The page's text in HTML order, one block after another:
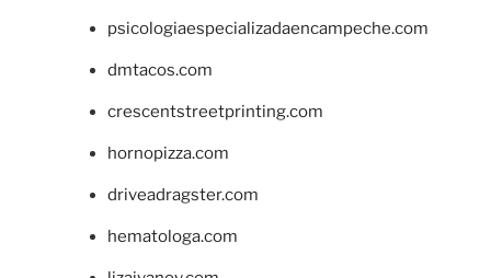
psicologiaespecializadaencampeche.com
dmtacos.com
crescentstreetprinting.com
hornopizza.com
driveadragster.com
hematologa.com